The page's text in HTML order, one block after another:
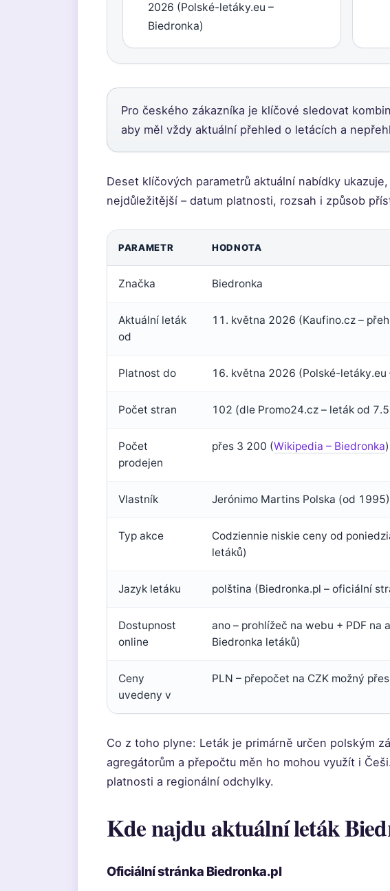
2026 (Polské-letáky.eu –
Biedronka)
Pro českého zákazníka je klíčové sledovat
aby měl vždy aktuální přehled o letácích a
Deset klíčových parametrů aktuální nabídky
nejdůležitější – datum platnosti, rozsah i způsob
PARAMETR HODNOTA
Značka Biedronka
Aktuální leták
od
11. května 2026 (Kaufino.cz –
Platnost do 16. května 2026 (Polské-letáky.eu
Počet stran 102 (dle Promo24.cz – leták od
Počet
prodejen
přes 3 200 (Wikipedia – Biedronka)
Vlastník Jerónimo Martins Polska (od
Typ akce
Codziennie niskie ceny od
letáků)
Jazyk letáku polština (Biedronka.pl – oficiální
Dostupnost
online
ano – prohlížeč na webu + PDF na
Biedronka letáků)
Ceny
uvedeny v
PLN – přepočet na CZK možný
Co z toho plyne: Leták je primárně určen polským
agregátorům a přepočtu měn ho mohou využít i
platnosti a regionální odchylky.
Kde najdu aktuální leták
Oficiální stránka Biedronka.pl